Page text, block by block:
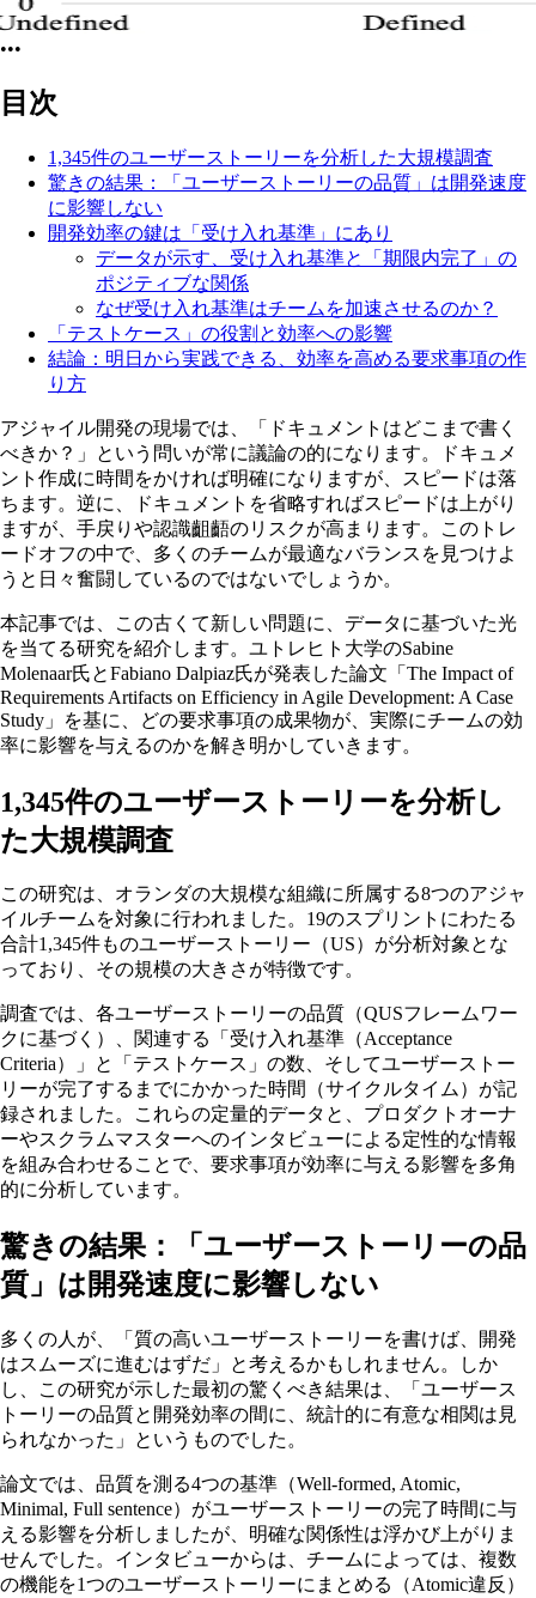
•••
目次
1,345件のユーザーストーリーを分析した大規模調査
驚きの結果：「ユーザーストーリーの品質」は開発速度
に影響しない
開発効率の鍵は「受け入れ基準」にあり
データが示す、受け入れ基準と「期限内完了」の
ポジティブな関係
なぜ受け入れ基準はチームを加速させるのか？
「テストケース」の役割と効率への影響
結論：明日から実践できる、効率を高める要求事項の作
り方
アジャイル開発の現場では、「ドキュメントはどこまで書く
べきか？」という問いが常に議論の的になります。ドキュメ
ント作成に時間をかければ明確になりますが、スピードは落
ちます。逆に、ドキュメントを省略すればスピードは上がり
ますが、手戻りや認識齟齬のリスクが高まります。このトレ
ードオフの中で、多くのチームが最適なバランスを見つけよ
うと日々奮闘しているのではないでしょうか。
本記事では、この古くて新しい問題に、データに基づいた光
を当てる研究を紹介します。ユトレヒト大学のSabine
Molenaar氏とFabiano Dalpiaz氏が発表した論文「The Impact of
Requirements Artifacts on Efficiency in Agile Development: A Case
Study」を基に、どの要求事項の成果物が、実際にチームの効
率に影響を与えるのかを解き明かしていきます。
1,345件のユーザーストーリーを分析し
た大規模調査
この研究は、オランダの大規模な組織に所属する8つのアジャ
イルチームを対象に行われました。19のスプリントにわたる
合計1,345件ものユーザーストーリー（US）が分析対象とな
っており、その規模の大きさが特徴です。
調査では、各ユーザーストーリーの品質（QUSフレームワー
クに基づく）、関連する「受け入れ基準（Acceptance
Criteria）」と「テストケース」の数、そしてユーザーストー
リーが完了するまでにかかった時間（サイクルタイム）が記
録されました。これらの定量的データと、プロダクトオーナ
ーやスクラムマスターへのインタビューによる定性的な情報
を組み合わせることで、要求事項が効率に与える影響を多角
的に分析しています。
驚きの結果：「ユーザーストーリーの品
質」は開発速度に影響しない
多くの人が、「質の高いユーザーストーリーを書けば、開発
はスムーズに進むはずだ」と考えるかもしれません。しか
し、この研究が示した最初の驚くべき結果は、「ユーザース
トーリーの品質と開発効率の間に、統計的に有意な相関は見
られなかった」というものでした。
論文では、品質を測る4つの基準（Well-formed, Atomic,
Minimal, Full sentence）がユーザーストーリーの完了時間に与
える影響を分析しましたが、明確な関係性は浮かび上がりま
せんでした。インタビューからは、チームによっては、複数
の機能を1つのユーザーストーリーにまとめる（Atomic違反）